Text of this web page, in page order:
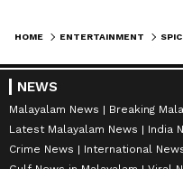
HOME ENTERTAINMENT
NEWS
Malayalam News
Breaking
Latest Malayalam News
India
Crime News
International